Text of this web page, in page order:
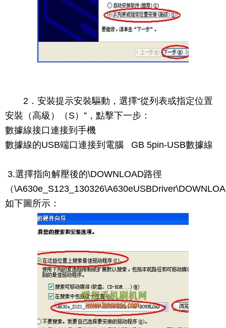
2．安裝提示安裝驅動，選擇“從列表或指定位置
安裝（高級）（S）”，點擊下一步：
數據線接口連接到手機
數據線的USB端口連接到電腦 GB 5pin-USB數據線
3.選擇指向解壓後的\DOWNLOAD路徑
（
如下圖所示：